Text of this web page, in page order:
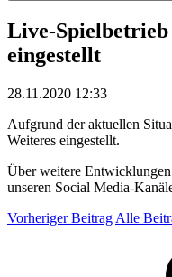
Live-
eingestellt
28.11.2020 12:33
Aufgrund der aktuellen
Weiteres eingestellt.
Über weitere
unseren Social Media-
Vorheriger Beitrag Alle